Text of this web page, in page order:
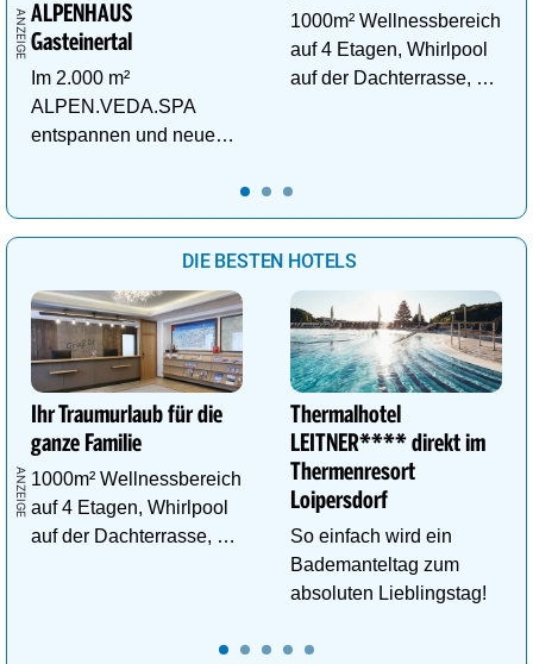
ALPENHAUS
Gasteinertal
Im 2.000 m²
ALPEN.VEDA.SPA
entspannen und neue
1000m² Wellnessbereich
auf 4 Etagen, Whirlpool
auf der Dachterrasse, 4
DIE BESTEN HOTELS
Ihr Traumurlaub für die
ganze Familie
1000m² Wellnessbereich
auf 4 Etagen, Whirlpool
auf der Dachterrasse, 4
Thermalhotel
LEITNER**** direkt im
Thermenresort
Loipersdorf
So einfach wird ein
Bademanteltag zum
absoluten Lieblingstag!